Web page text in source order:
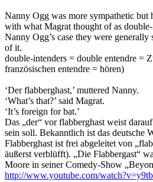
Nanny Ogg was more sympathetic but
with what Magrat thought of as
Nanny Ogg’s case they were generally
of it.
double-intenders = double entendre =
französischen entendre = hören)
‘Der flabberghast,’ muttered Nanny.
‘What’s that?’ said Magrat.
‘It’s foreign for bat.’
Das „der“ vor flabberghast weist
sein soll. Bekanntlich ist das deutsche
Flabberghast ist frei abgeleitet von
äußerst verblüfft). „Die Flabbergast“
Moore in seiner Comedy-Show
http://www.youtube.com/